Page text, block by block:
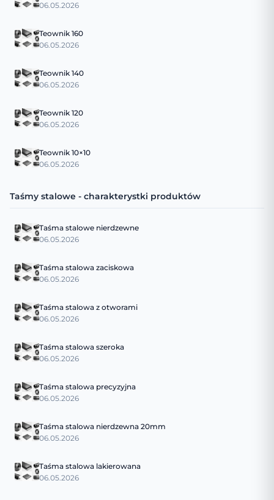
06.05.2026
Teownik 160
06.05.2026
Teownik 140
06.05.2026
Teownik 120
06.05.2026
Teownik 10×10
06.05.2026
Taśmy stalowe - charakterystki produktów
Taśma stalowe nierdzewne
06.05.2026
Taśma stalowa zaciskowa
06.05.2026
Taśma stalowa z otworami
06.05.2026
Taśma stalowa szeroka
06.05.2026
Taśma stalowa precyzyjna
06.05.2026
Taśma stalowa nierdzewna 20mm
06.05.2026
Taśma stalowa lakierowana
06.05.2026